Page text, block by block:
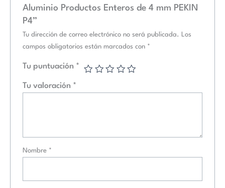
Aluminio Productos Enteros de 4 mm PEKIN
P4”
Tu dirección de correo electrónico no será publicada.
Los
campos obligatorios están marcados con *
Tu puntuación *
Tu valoración *
Nombre *